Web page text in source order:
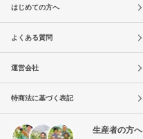
はじめての方へ
よくある質問
運営会社
特商法に基づく表記
生産者の方へ